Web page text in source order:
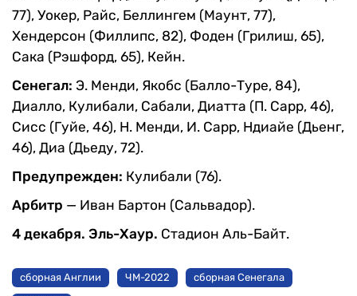
77), Уокер, Райс, Беллингем (Маунт, 77),
Хендерсон (Филлипс, 82), Фоден (Грилиш, 65),
Сака (Рэшфорд, 65), Кейн.
Сенегал: Э. Менди, Якобс (Балло-Туре, 84),
Диалло, Кулибали, Сабали, Диатта (П. Сарр, 46),
Сисс (Гуйе, 46), Н. Менди, И. Сарр, Ндиайе (Дьенг,
46), Диа (Дьеду, 72).
Предупрежден: Кулибали (76).
Арбитр — Иван Бартон (Сальвадор).
4 декабря. Эль-Хаур. Стадион Аль-Байт.
сборная Англии ЧМ-2022 сборная Сенегала